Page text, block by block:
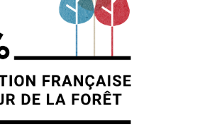
DES DONNÉES
données personnelles sont
la loi n° 2004-801 du 6 août 2004,
13 du Code pénal et la Directive
24 octobre 1995. A l’occasion
du site https://clen.fr, peuvent